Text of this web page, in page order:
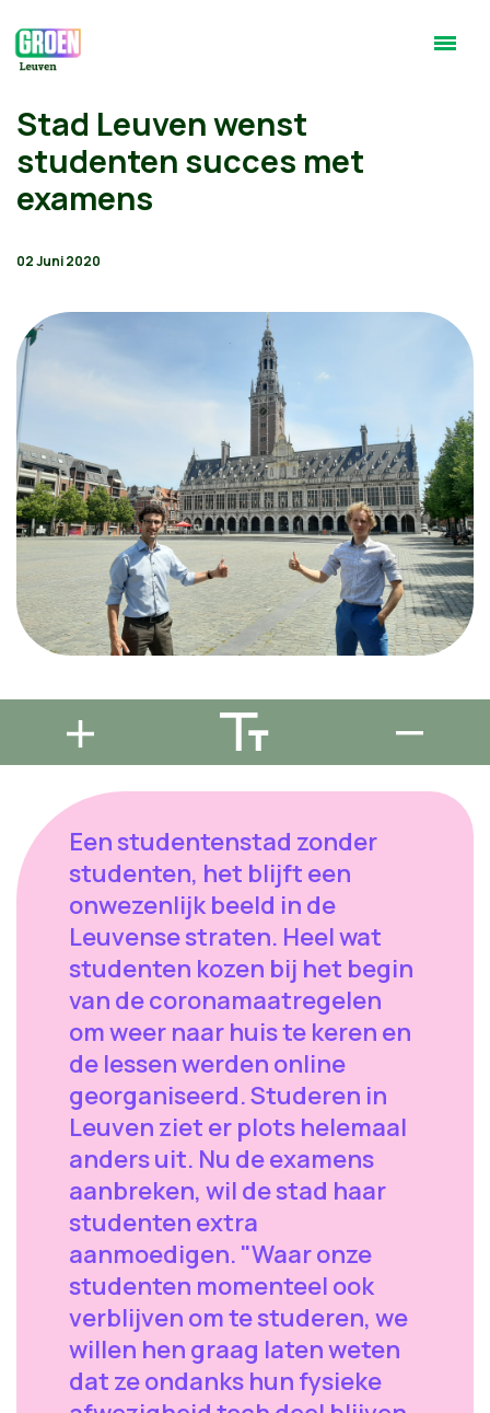
Stad Leuven wenst
studenten succes met
examens
02 Juni 2020
Een studentenstad zonder
studenten, het blijft een
onwezenlijk beeld in de
Leuvense straten. Heel wat
studenten kozen bij het begin
van de coronamaatregelen
om weer naar huis te keren en
de lessen werden online
georganiseerd. Studeren in
Leuven ziet er plots helemaal
anders uit. Nu de examens
aanbreken, wil de stad haar
studenten extra
aanmoedigen. "Waar onze
studenten momenteel ook
verblijven om te studeren, we
willen hen graag laten weten
dat ze ondanks hun fysieke